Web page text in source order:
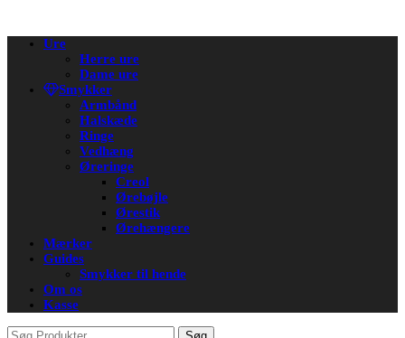
navigation
Ure
Herre ure
Dame ure
Smykker
Armbånd
Halskæde
Ringe
Vedhæng
Øreringe
Creol
Ørebøjle
Ørestik
Ørehængere
Mærker
Guides
Smykker til hende
Om os
Kasse